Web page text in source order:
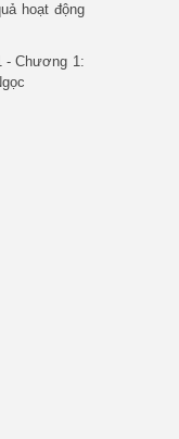
hoạt động
- Chương 1: